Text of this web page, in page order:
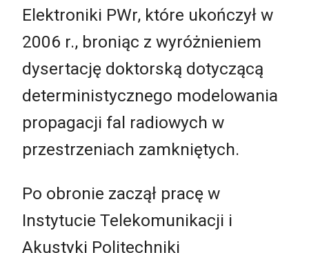
Elektroniki PWr, które ukończył w
2006 r., broniąc z wyróżnieniem
dysertację doktorską dotyczącą
deterministycznego modelowania
propagacji fal radiowych w
przestrzeniach zamkniętych.
Po obronie zaczął pracę w
Instytucie Telekomunikacji i
Akustyki Politechniki